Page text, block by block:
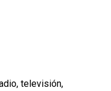
televisión,